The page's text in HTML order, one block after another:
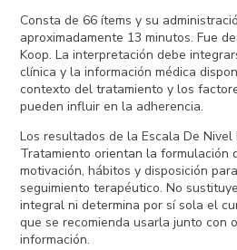
Consta de 66 ítems y su
aproximadamente 13 minutos. Fue
Koop. La interpretación debe
clínica y la información médica
contexto del tratamiento y los
pueden influir en la adherencia.
Los resultados de la Escala De
Tratamiento orientan la formulación
motivación, hábitos y disposición
seguimiento terapéutico. No
integral ni determina por sí sola el
que se recomienda usarla junto con
información.